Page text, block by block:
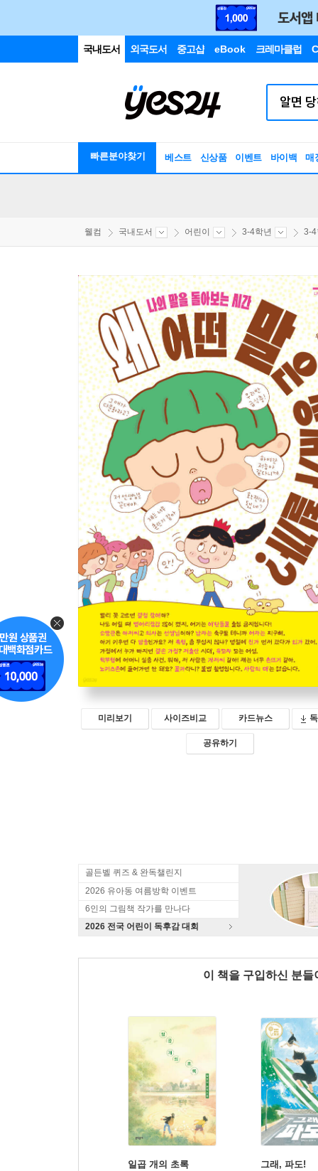
국내도서 외국도서 중고샵 eBook 크레마클럽
빠른분야찾기 베스트 신상품 이벤트 바이백 매
웰컴 국내도서 어린이 3-4학년 3-4
미리보기 사이즈비교 카드뉴스
공유하기
골든벨 퀴즈 & 완독챌린지
2026 유아동 여름방학 이벤트
6인의 그림책 작가를 만나다
2026 전국 어린이 독후감 대회
이 책을 구입하신 분
일곱 개의 초록 그래, 파도!